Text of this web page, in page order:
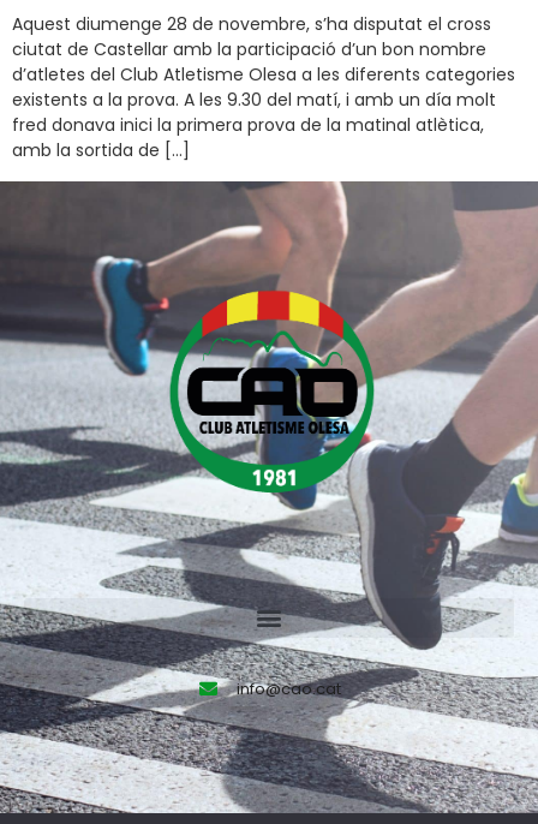
Aquest diumenge 28 de novembre, s’ha disputat el cross
ciutat de Castellar amb la participació d’un bon nombre
d’atletes del Club Atletisme Olesa a les diferents categories
existents a la prova. A les 9.30 del matí, i amb un día molt
fred donava inici la primera prova de la matinal atlètica,
amb la sortida de […]
info@cao.cat